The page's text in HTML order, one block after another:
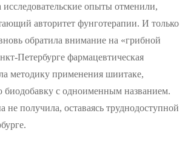
опыты отменили,
авторитет фунготерапии. И только
обратила внимание на «грибной
Петербурге фармацевтическая
методику применения шиитаке,
биодобавку с одноименным названием.
не получила, оставаясь труднодоступной